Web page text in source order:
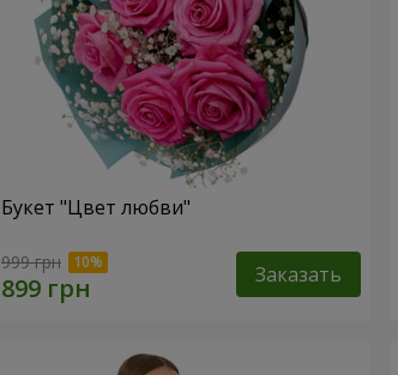
Букет "Цвет любви"
999 грн Заказать